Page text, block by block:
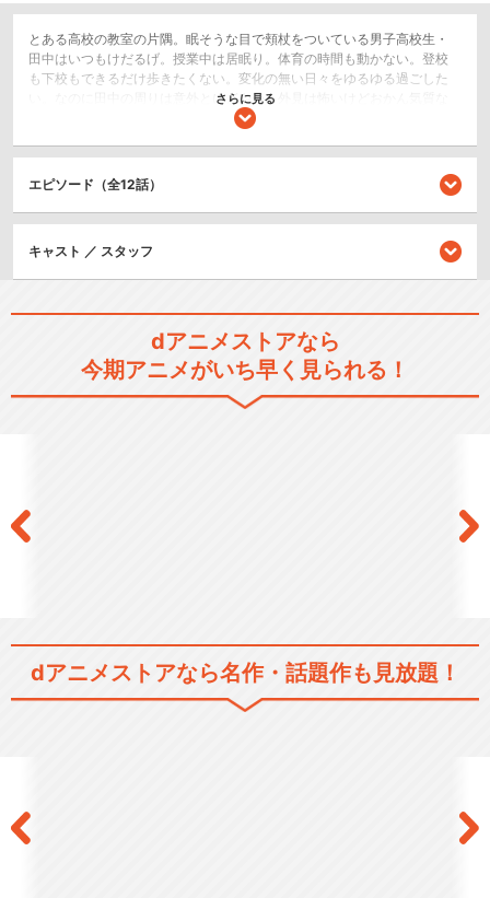
とある高校の教室の片隅。眠そうな目で頬杖をついている男子高校生・
田中はいつもけだるげ。授業中は居眠り。体育の時間も動かない。登校
も下校もできるだけ歩きたくない。変化の無い日々をゆるゆる過ごした
い。なのに田中の周りは意外とにぎやか。外見は怖いけどおかん気質な
太田。全力全開猪突猛進な宮野。才色兼備(？)な委員長の白石。ヤンキー
に囲まれてもマイペースにダラダラのんびり。そんな田中のけだるい日
常を描くインセンシティブ青春コメディがゆるゆると開幕……するかもし
コメディ/ギャグ
ドラマ/青春
さらに見る
エピソード（全12話）
キャスト ／ スタッフ
dアニメストアなら
今期アニメがいち早く見られる！
dアニメストアなら名作・話題作も見放題！